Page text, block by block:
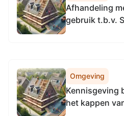
Afhandeling
gebruik t.b.v.
Omgeving
Kennisgeving
het kappen